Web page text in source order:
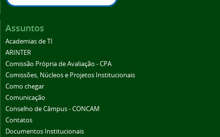
Assuntos
Academias de TI
ARINTER
Comissão Própria de Avaliação - CPA
Comissões, Núcleos e Projetos Institucionais
Como chegar
Comunicação
Conselho de Câmpus - CONCAM
Contatos
Documentos Institucionais